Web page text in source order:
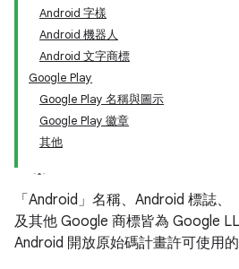
Android 字樣
Android 機器人
Android 文字商標
Google Play
Google Play 名稱與圖示
Google Play 徽章
其他
「Android」名稱、Android 標誌
及其他 Google 商標皆為 Google
Android 開放原始碼計畫許可使用的